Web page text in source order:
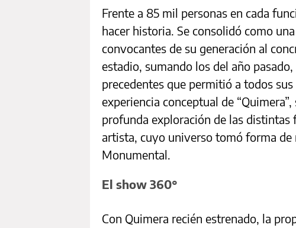
Frente a 85 mil personas en cada
hacer historia. Se consolidó como
convocantes de su generación al
estadio, sumando los del año
precedentes que permitió a todos
experiencia conceptual de
profunda exploración de las distintas
artista, cuyo universo tomó forma de
Monumental.
El show 360°
Con Quimera recién estrenado, la